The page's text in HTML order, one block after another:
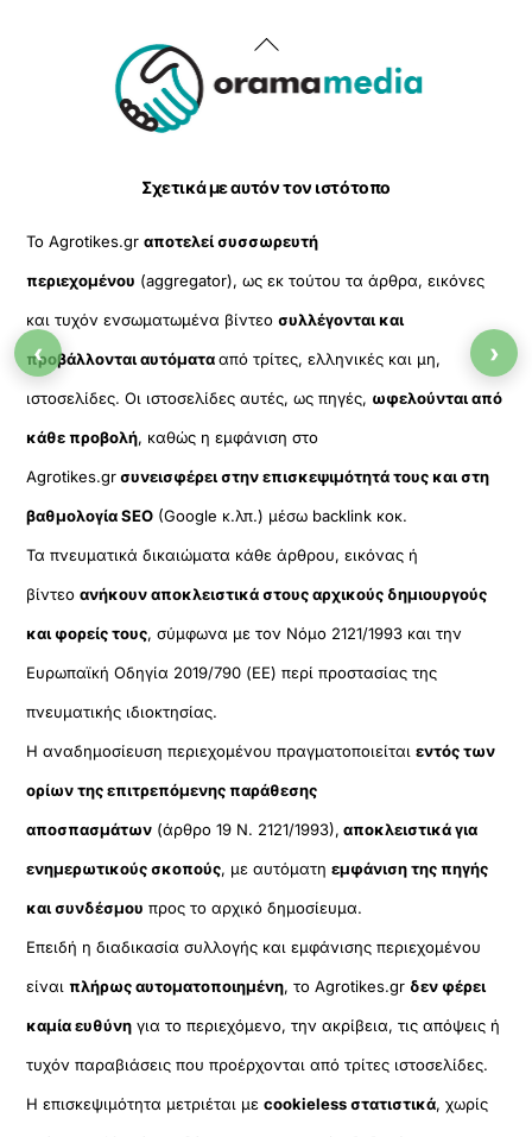
Back
To
Σχετικά με αυτόν τον ιστότοπο
Το Agrotikes.grαποτελεί συσσωρευτή
περιεχομένου (aggregator), ως εκ τούτου τα άρθρα, εικόνες
και τυχόν ενσωματωμένα βίντεοσυλλέγονται και
προβάλλονται αυτόματααπό τρίτες, ελληνικές και μη,
ιστοσελίδες. Οι ιστοσελίδες αυτές, ως πηγές, ωφελούνται από
κάθε προβολή, καθώς η εμφάνιση στο
Agrotikes.grσυνεισφέρει στην επισκεψιμότητά τους και στη
βαθμολογία SEO (Google κ.λπ.) μέσω backlink κοκ.
Τα πνευματικά δικαιώματα κάθε άρθρου, εικόνας ή
βίντεοανήκουν αποκλειστικά στους αρχικούς δημιουργούς
και φορείς τους, σύμφωνα με τον Νόμο 2121/1993 και την
Ευρωπαϊκή Οδηγία 2019/790 (ΕΕ) περί προστασίας της
πνευματικής ιδιοκτησίας.
Η αναδημοσίευση περιεχομένου πραγματοποιείταιεντός των
ορίων της επιτρεπόμενης παράθεσης
αποσπασμάτων (άρθρο 19 Ν. 2121/1993), αποκλειστικά για
ενημερωτικούς σκοπούς, με αυτόματηεμφάνιση της πηγής
και συνδέσμου προς το αρχικό δημοσίευμα.
Επειδή η διαδικασία συλλογής και εμφάνισης περιεχομένου
είναιπλήρως αυτοματοποιημένη, το Agrotikes.gr δεν φέρει
καμία ευθύνη για το περιεχόμενο, την ακρίβεια, τις απόψεις ή
τυχόν παραβιάσεις που προέρχονται από τρίτες ιστοσελίδες.
Η επισκεψιμότητα μετριέται μεcookieless στατιστικά, χωρίς
‹ ›